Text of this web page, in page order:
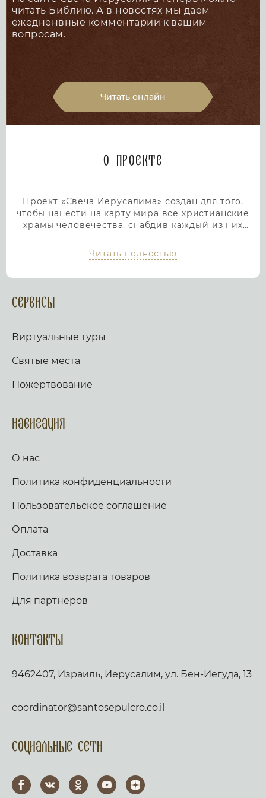
читать Библию. А в новостях мы даем
ежедненвные комментарии к вашим
вопросам.
Читать онлайн
О проекте
Проект «Свеча Иерусалима» создан для того,
чтобы нанести на карту мира все христианские
храмы человечества, снабдив каждый из них
мы дадим людям возможность посетить любой
храм или дольмен не выходя из дома, просто
помощь в возжжения свечей за здравие и
упокой в христианских храмах Иерусалима и
вопросом. Письма помещаются в Стену Плача,
Благодатным огнем.
товаров, освященных на камне Миропомазания.
Читать полностью
Сервисы
Виртуальные туры
Святые места
Пожертвование
Навигация
О нас
Политика конфиденциальности
Пользовательское соглашение
Оплата
Доставка
Политика возврата товаров
Для партнеров
Контакты
9462407, Израиль, Иерусалим, ул. Бен-Иегуда, 13
coordinator@santosepulcro.co.il
Социальные сети